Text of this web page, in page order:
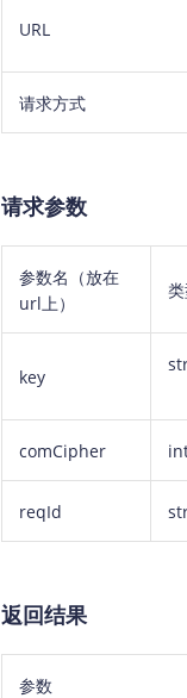
URL
请求方式
请求参数
参数名（放在
url上）
key
comCipher
reqId
返回结果
参数